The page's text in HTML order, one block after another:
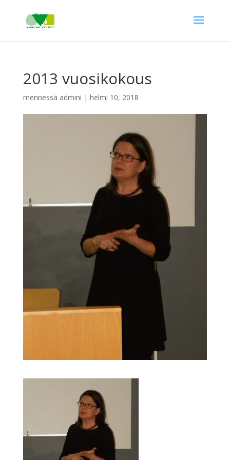
2013 vuosikokous
mennessä admini | helmi 10, 2018